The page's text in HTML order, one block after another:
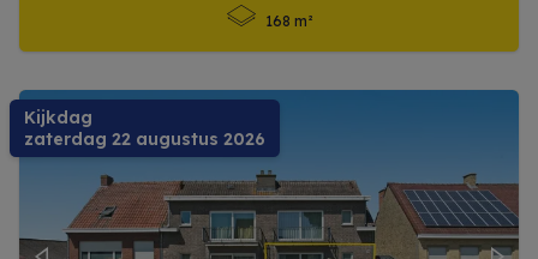
168 m²
Kijkdag
zaterdag 22 augustus 2026